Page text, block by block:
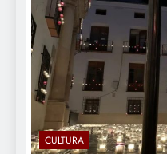
CULTURA